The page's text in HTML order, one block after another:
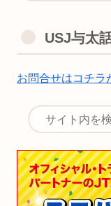
USJ与太
お問合せはコチラ